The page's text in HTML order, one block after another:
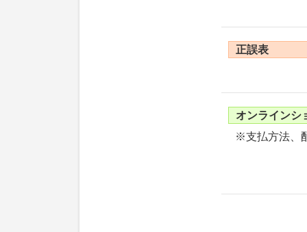
正誤表
オンラインシ
※支払方法、